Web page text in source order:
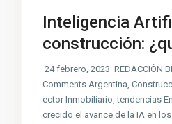
Inteligencia
construcción:
24 febrero, 2023 REDACCIÓN
Comments Argentina,
ector Inmobiliario, tendencias
crecido el avance de la IA en